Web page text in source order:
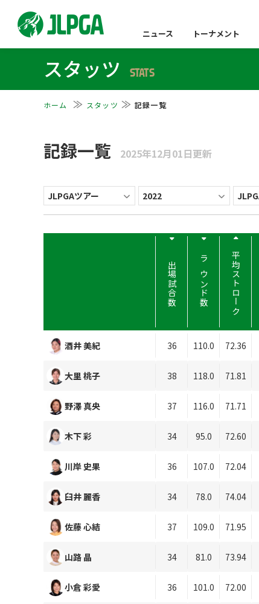
ニュース トーナメント
スタッツ STATS
ホーム スタッツ 記録一覧
記録一覧 2025年12月01日更新
出場試合数 ラウンド数 平均ストローク
酒井 美紀 36 110.0 72.36
大里 桃子 38 118.0 71.81
野澤 真央 37 116.0 71.71
木下 彩 34 95.0 72.60
川岸 史果 36 107.0 72.04
臼井 麗香 34 78.0 74.04
佐藤 心結 37 109.0 71.95
山路 晶 34 81.0 73.94
小倉 彩愛 36 101.0 72.00